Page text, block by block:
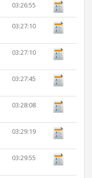
03:26:55
03:27:10
03:27:10
03:27:45
03:28:08
03:29:19
03:29:55